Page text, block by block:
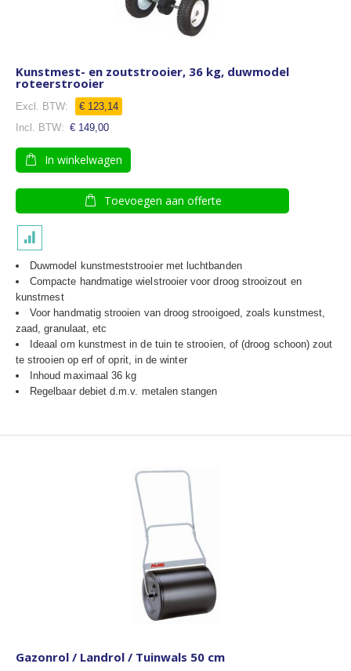
Kunstmest- en zoutstrooier, 36 kg, duwmodel
roteerstrooier
€ 123,14
€ 149,00
In winkelwagen
Toevoegen aan offerte
Duwmodel kunstmeststrooier met luchtbanden
Compacte handmatige wielstrooier voor droog strooizout en
kunstmest
Voor handmatig strooien van droog strooigoed, zoals kunstmest,
zaad, granulaat, etc
Ideaal om kunstmest in de tuin te strooien, of (droog schoon) zout
te strooien op erf of oprit, in de winter
Inhoud maximaal 36 kg
Regelbaar debiet d.m.v. metalen stangen
Gazonrol / Landrol / Tuinwals 50 cm